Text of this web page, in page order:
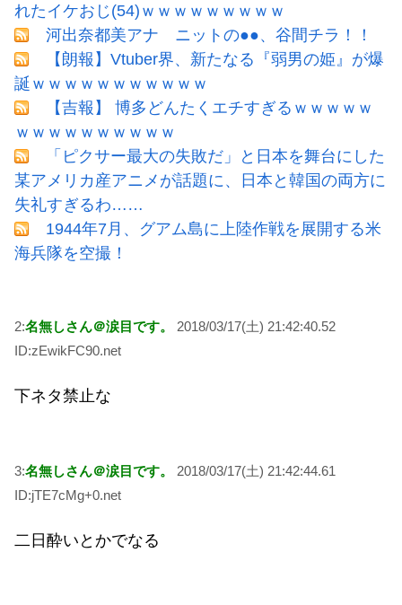
れたイケおじ(54)ｗｗｗｗｗｗｗｗｗ
河出奈都美アナ ニットの●●、谷間チラ！！
【朗報】Vtuber界、新たなる『弱男の姫』が爆
誕ｗｗｗｗｗｗｗｗｗｗｗ
【吉報】 博多どんたくエチすぎるｗｗｗｗｗ
ｗｗｗｗｗｗｗｗｗｗ
「ピクサー最大の失敗だ」と日本を舞台にした
某アメリカ産アニメが話題に、日本と韓国の両方に
失礼すぎるわ……
1944年7月、グアム島に上陸作戦を展開する米
海兵隊を空撮！
2:名無しさん＠涙目です。
2018/03/17(土) 21:42:40.52
ID:zEwikFC90.net
下ネタ禁止な
3:名無しさん＠涙目です。
2018/03/17(土) 21:42:44.61
ID:jTE7cMg+0.net
二日酔いとかでなる